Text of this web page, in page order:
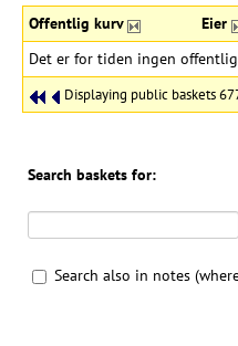
Offentlig kurv Eier
Displaying public baskets
Det er for tiden ingen
Search baskets for:
Search also in notes